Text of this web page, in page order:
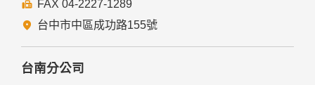
FAX 04-2227-1289
台中市中區成功路155號
台南分公司